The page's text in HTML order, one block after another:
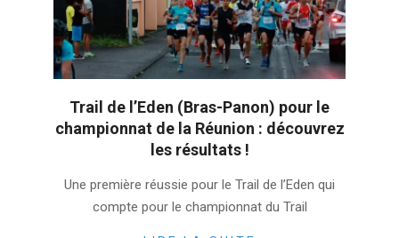
Trail de l’Eden (Bras-Panon) pour le
championnat de la Réunion : découvrez
les résultats !
03-Une première réussie pour le Trail de l’Eden qui
compte pour le championnat du Trail